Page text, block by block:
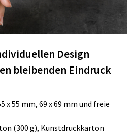
Design
bleibenden Eindruck
x 55 mm, 69 x 69 mm und freie
(300 g), Kunstdruckkarton